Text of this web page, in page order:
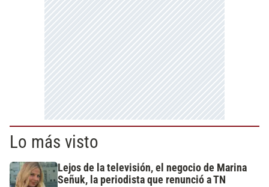
Lo más visto
Lejos de la televisión, el negocio de Marina
Señuk, la periodista que renunció a TN